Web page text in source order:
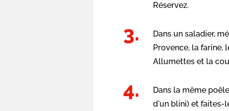
Réservez.
Dans un saladier,
Provence, la farine,
Allumettes et la
Dans la même
d'un blini) et faites-